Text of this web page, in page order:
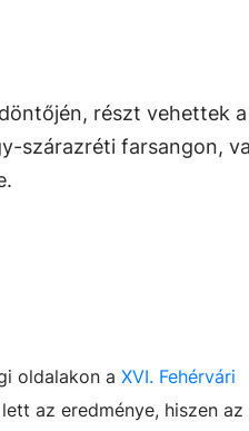
részt vehettek a
szárazréti farsangon,
oldalakon a XVI. Fehérvári
az eredménye, hiszen az